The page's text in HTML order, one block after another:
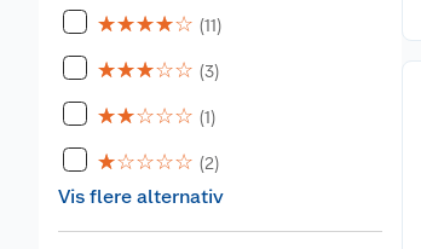
☆☆☆☆☆ (11)
☆☆☆☆☆ (3)
☆☆☆☆☆ (1)
☆☆☆☆☆ (2)
Vis flere alternativ